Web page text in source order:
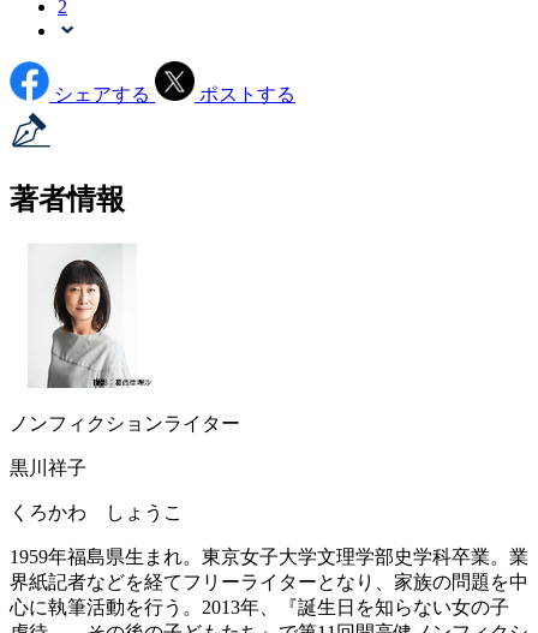
2
シェアする ポストする
著者情報
ノンフィクションライター
黒川祥子
くろかわ しょうこ
1959年福島県生まれ。東京女子大学文理学部史学科卒業。業
界紙記者などを経てフリーライターとなり、家族の問題を中
心に執筆活動を行う。2013年、『誕生日を知らない女の子